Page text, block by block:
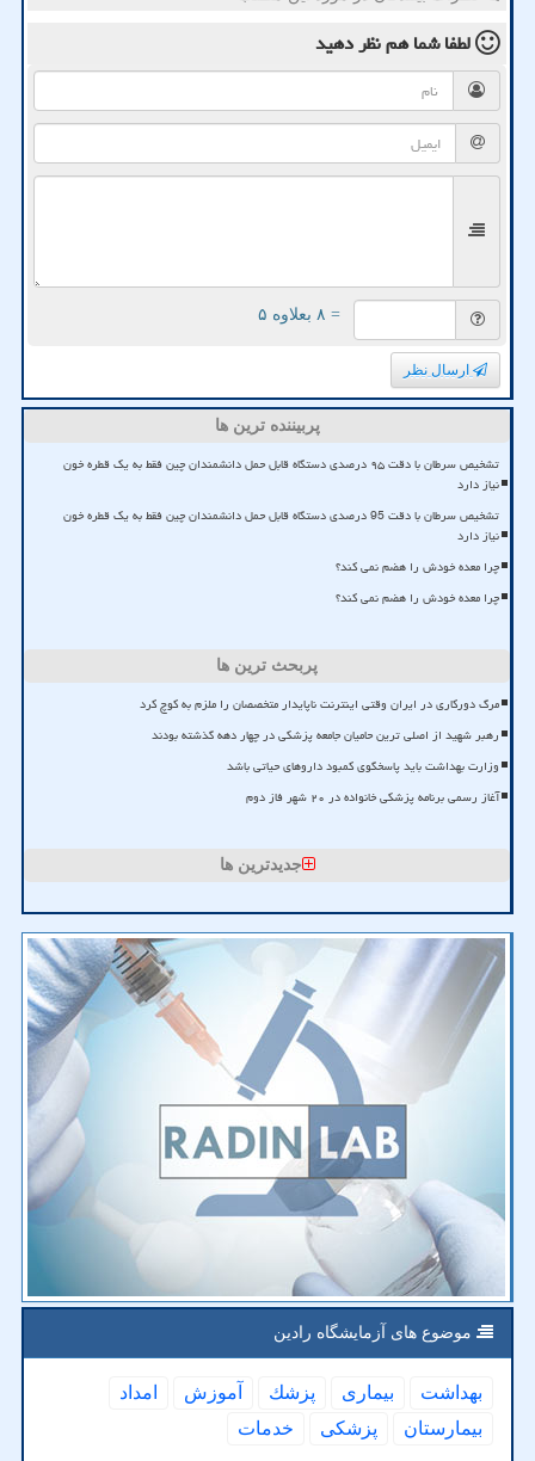
لطفا شما همنظر دهید
= ۸ بعلاوه ۵
ارسال نظر
پربیننده ترین ها
تشخیص سرطان با دقت ۹۵ درصدی دستگاه قابل حمل دانشمندان چین فقط به یک قطره خون
نیاز دارد
تشخیص سرطان با دقت 95 درصدی دستگاه قابل حمل دانشمندان چین فقط به یک قطره خون
نیاز دارد
چرا معده خودش را هضم نمی کند؟
چرا معده خودش را هضم نمی کند؟
پربحث ترین ها
مرگ دورکاری در ایران وقتی اینترنت ناپایدار متخصصان را ملزم به کوچ کرد
رهبر شهید از اصلی ترین حامیان جامعه پزشکی در چهار دهه گذشته بودند
وزارت بهداشت باید پاسخگوی کمبود داروهای حیاتی باشد
آغاز رسمی برنامه پزشکی خانواده در ۲۰ شهر فاز دوم
جدیدترین ها
موضوع های آزمایشگاه رادین
بهداشت بیماری پزشك آموزش
امداد
بیمارستان
پزشكی خدمات